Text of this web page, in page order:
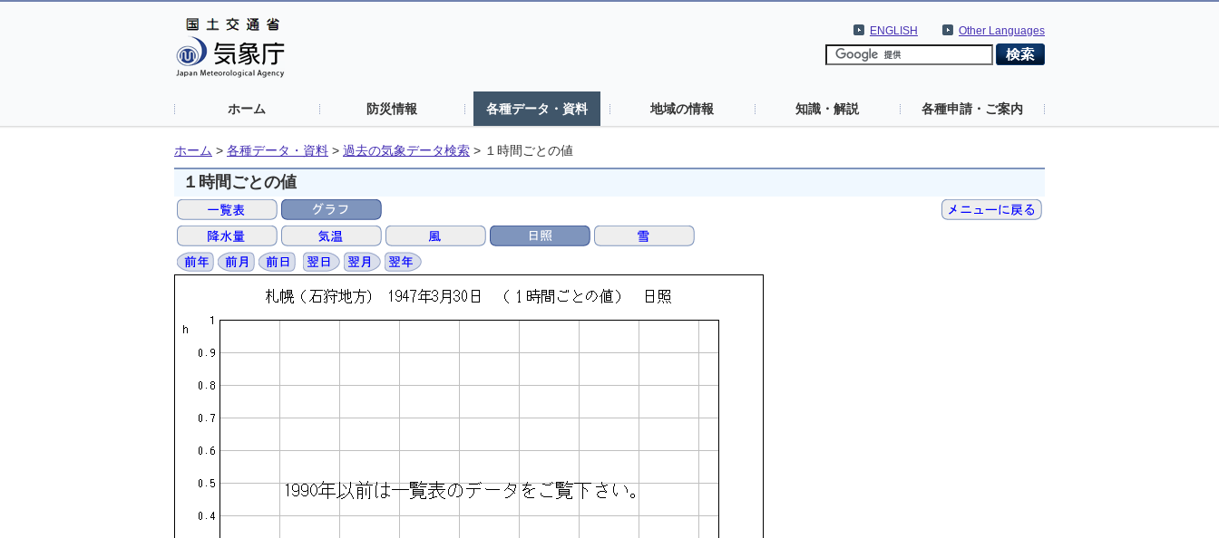
Other Languages
ENGLISH
ホーム 防災情報 各種データ・資料 地域の情報 知識・解説 各種申請・ご案内
ホーム > 各種データ・資料 > 過去の気象データ検索 > １時間ごとの値
１時間ごとの値